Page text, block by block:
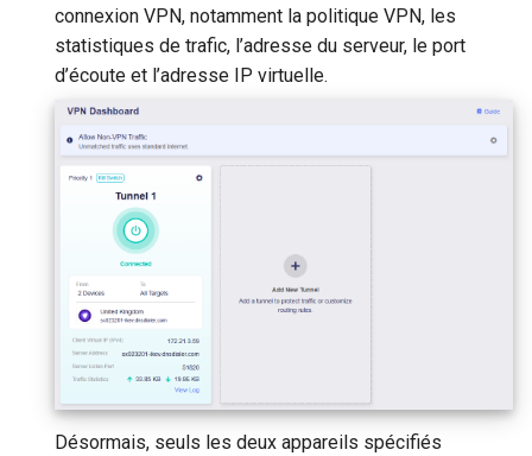
connexion VPN, notamment la politique VPN, les
statistiques de trafic, l’adresse du serveur, le port
d’écoute et l’adresse IP virtuelle.
Désormais, seuls les deux appareils spécifiés